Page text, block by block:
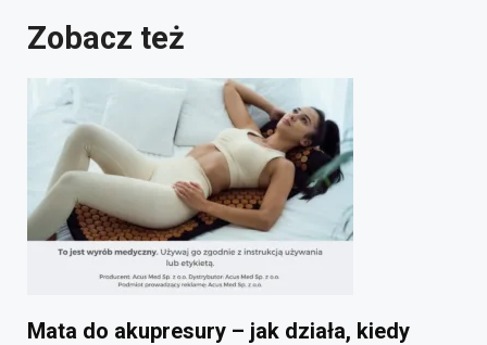
Zobacz też
Mata do akupresury – jak działa, kiedy